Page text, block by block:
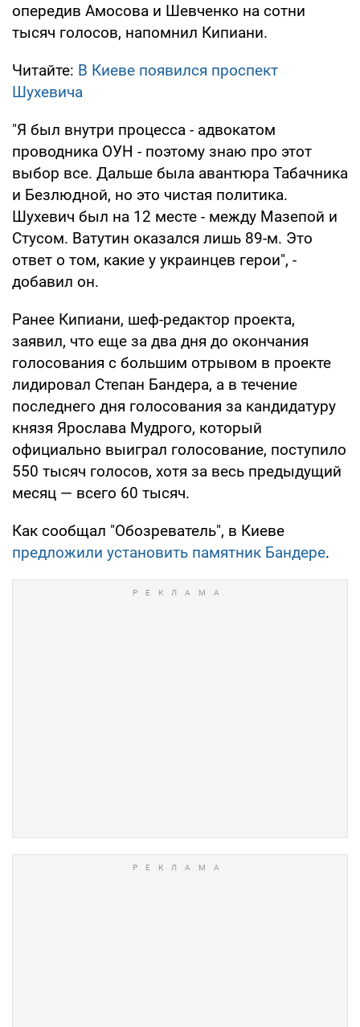
опередив Амосова и Шевченко на сотни
тысяч голосов, напомнил Кипиани.
Читайте: В Киеве появился проспект
Шухевича
"Я был внутри процесса - адвокатом
проводника ОУН - поэтому знаю про этот
выбор все. Дальше была авантюра Табачника
и Безлюдной, но это чистая политика.
Шухевич был на 12 месте - между Мазепой и
Стусом. Ватутин оказался лишь 89-м. Это
ответ о том, какие у украинцев герои", -
добавил он.
Ранее Кипиани, шеф-редактор проекта,
заявил, что еще за два дня до окончания
голосования с большим отрывом в проекте
лидировал Степан Бандера, а в течение
последнего дня голосования за кандидатуру
князя Ярослава Мудрого, который
официально выиграл голосование, поступило
550 тысяч голосов, хотя за весь предыдущий
месяц — всего 60 тысяч.
Как сообщал "Обозреватель", в Киеве
предложили установить памятник Бандере.